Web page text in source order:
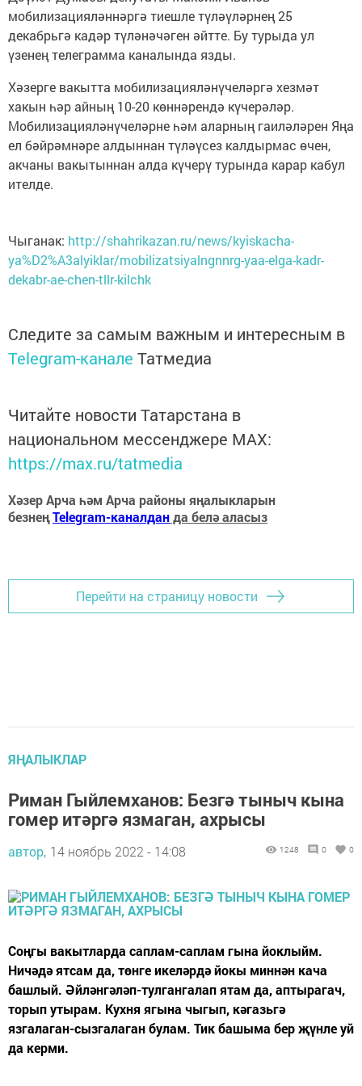
мобилизацияләннәргә тиешле түләүләрнең 25
декабрьгә кадәр түләнәчәген әйтте. Бу турыда ул
үзенең телеграмма каналында язды.
Хәзерге вакытта мобилизацияләнүчеләргә хезмәт
хакын һәр айның 10-20 көннәрендә күчерәләр.
Мобилизацияләнүчеләрне һәм аларның гаиләләрен Яңа
ел бәйрәмнәре алдыннан түләүсез калдырмас өчен,
акчаны вакытыннан алда күчерү турында карар кабул
ителде.
Чыганак: http://shahrikazan.ru/news/kyiskacha-
ya%D2%A3alyiklar/mobilizatsiyalngnnrg-yaa-elga-kadr-
dekabr-ae-chen-tllr-kilchk
Следите за самым важным и интересным в
Telegram-канале Татмедиа
Читайте новости Татарстана в
национальном мессенджере MАХ:
https://max.ru/tatmedia
Хәзер Арча һәм Арча районы яңалыкларын
безнеңTelegram-каналданда белә аласыз
Перейти на страницу новости
ЯҢАЛЫКЛАР
Риман Гыйлемханов: Безгә тыныч кына
гомер итәргә язмаган, ахрысы
автор, 14 ноябрь 2022 - 14:08 1248 0 0
Соңгы вакытларда саплам-саплам гына йоклыйм.
Ничәдә ятсам да, төнге икеләрдә йокы миннән кача
башлый. Әйләнгәләп-тулгангалап ятам да, аптырагач,
торып утырам. Кухня ягына чыгып, кәгазьгә
язгалаган-сызгалаган булам. Тик башыма бер җүнле уй
да керми.